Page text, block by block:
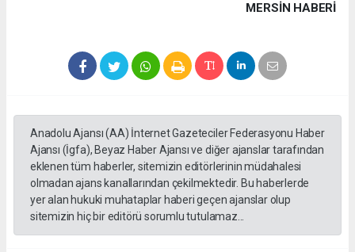
MERSIN HABERİ
Anadolu Ajansı (AA) İnternet Gazeteciler Federasyonu Haber
Ajansı (İgfa), Beyaz Haber Ajansı ve diğer ajanslar tarafından
eklenen tüm haberler, sitemizin editörlerinin müdahalesi
olmadan ajans kanallarından çekilmektedir. Bu haberlerde
yer alan hukuki muhataplar haberi geçen ajanslar olup
sitemizin hiç bir editörü sorumlu tutulamaz...